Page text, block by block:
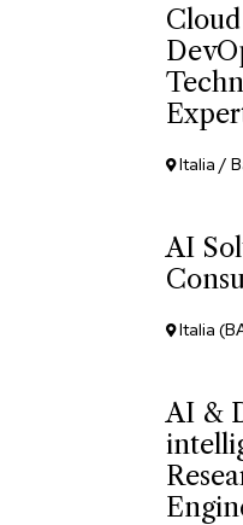
Italia /
AI
Italia
AI &